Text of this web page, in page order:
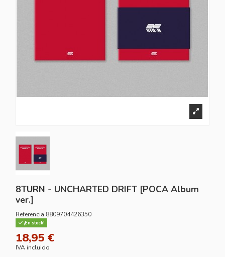
8TURN - UNCHARTED DRIFT [POCA Album
ver.]
Referencia 8809704426350
¡En stock!
18,95 €
IVA incluido